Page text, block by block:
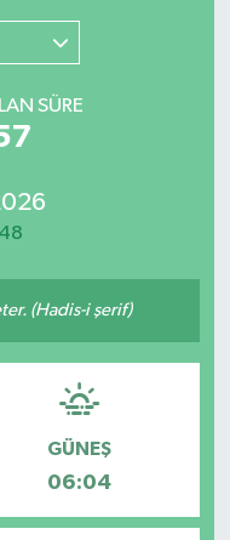
SÜRE
(Hadis-i şerif)
GÜNEŞ
06:04